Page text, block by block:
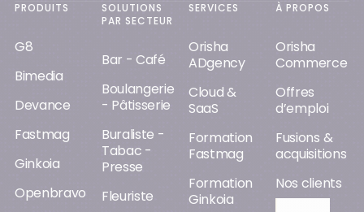
PRODUITS
G8
Bimedia
Devance
Fastmag
Ginkoia
Openbravo
SOLUTIONS
PAR SECTEUR
Bar - Café
Boulangerie
- Pâtisserie
Buraliste -
Tabac -
Presse
Fleuriste
SERVICES
Orisha
ADgency
Cloud &
SaaS
Formation
Fastmag
Formation
Ginkoia
À PROPOS
Orisha
Commerce
Offres
d’emploi
Fusions &
acquisitions
Nos clients